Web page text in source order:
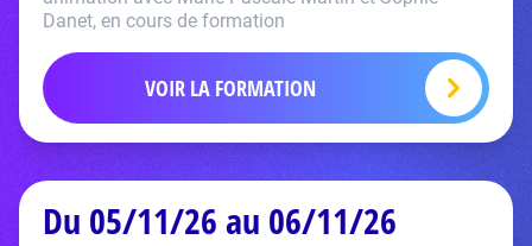
Danet, en cours de formation
VOIR LA FORMATION
Du 05/11/26 au 06/11/26